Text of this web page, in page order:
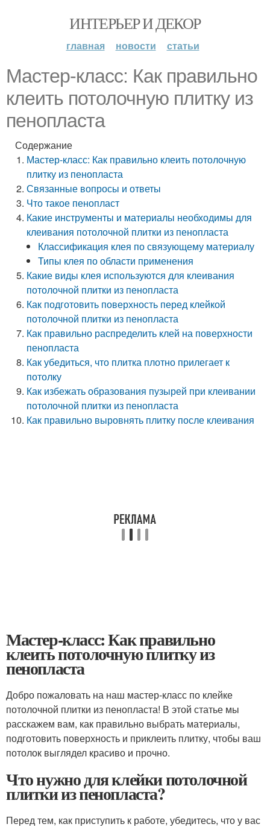
ИНТЕРЬЕР И ДЕКОР
главная новости статьи
Мастер-класс: Как правильно
клеить потолочную плитку из
пенопласта
Содержание
Мастер-класс: Как правильно клеить потолочную
плитку из пенопласта
Связанные вопросы и ответы
Что такое пенопласт
Какие инструменты и материалы необходимы для
клеивания потолочной плитки из пенопласта
Классификация клея по связующему материалу
Типы клея по области применения
Какие виды клея используются для клеивания
потолочной плитки из пенопласта
Как подготовить поверхность перед клейкой
потолочной плитки из пенопласта
Как правильно распределить клей на поверхности
пенопласта
Как убедиться, что плитка плотно прилегает к
потолку
Как избежать образования пузырей при клеивании
потолочной плитки из пенопласта
Как правильно выровнять плитку после клеивания
Мастер-класс: Как правильно
клеить потолочную плитку из
пенопласта
Добро пожаловать на наш мастер-класс по клейке
потолочной плитки из пенопласта! В этой статье мы
расскажем вам, как правильно выбрать материалы,
подготовить поверхность и приклеить плитку, чтобы ваш
потолок выглядел красиво и прочно.
Что нужно для клейки потолочной
плитки из пенопласта?
Перед тем, как приступить к работе, убедитесь, что у вас